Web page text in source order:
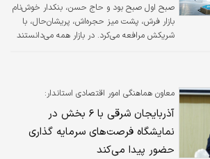
صبح اول صبح بود و حاج حسن، بنکدار خوش‌نام
بازار فرش، پشت میز حجره‌اش، پریشان‌حال، با
شریکش مرافعه می‌کرد. در بازار همه می‌دانستند
درحالی‌که حاج حسن خون خود را می‌خورد، با
غرور تمام، رو به شریکش کرد و گفت : ((نمی‌گذارم
از این به بعد در بازار فعالیت کنی و حالا که کل
سرمایه‌ام را هدر داده‌ای، ذره‌ای نگران نیستم چراکه
من همین امروز می‌توانم از همه کاسب‌های قدیمی
معاون هماهنگی امور اقتصادی استاندار:
آذربایجان شرقی با ۶ بخش در
نمایشگاه فرصت‌های سرمایه گذاری
حضور پیدا می‌کند